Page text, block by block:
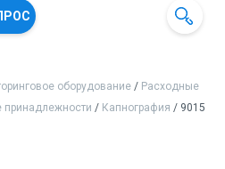
оборудование / Расходные
/ Капнография / 9015